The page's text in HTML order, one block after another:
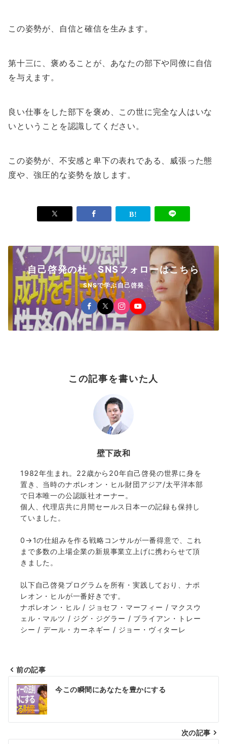
この姿勢が、自信と確信を生みます。
第十三に、褒めることが、あなたの部下や同僚に自信
を与えます。
良い仕事をした部下を褒め、この世に完全な人はいな
いということを認識してください。
この姿勢が、不安感と卑下の表れである、威張った態
度や、強圧的な姿勢を放します。
自己啓発の杜 SNSフォローはこちら
SNSで学ぶ自己啓発
この記事を書いた人
壁下政和
1982年生まれ。22歳から20年自己啓発の世界に身を
置き、当時のナポレオン・ヒル財団アジア/太平洋本部
で日本唯一の公認販社オーナー。
個人、代理店共に月間セールス日本一の記録も保持し
ていました。
0→1の仕組みを作る戦略コンサルが一番得意で、これ
まで多数の上場企業の新規事業立上げに携わらせて頂
きました。
以下自己啓発プログラムを所有・実践しており、ナポ
レオン・ヒルが一番好きです。
ナポレオン・ヒル / ジョセフ・マーフィー / マクスウ
ェル・マルツ / ジグ・ジグラー / ブライアン・トレー
シー / デール・カーネギー / ジョー・ヴィターレ
投
稿
ナ
ビ
前の記事
今この瞬間にあなたを豊かにする
次の記事